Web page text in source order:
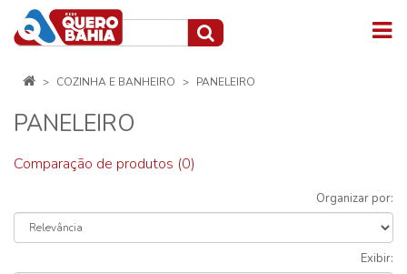
COZINHA E BANHEIRO PANELEIRO
PANELEIRO
Comparação de produtos (0)
Organizar por:
Exibir: